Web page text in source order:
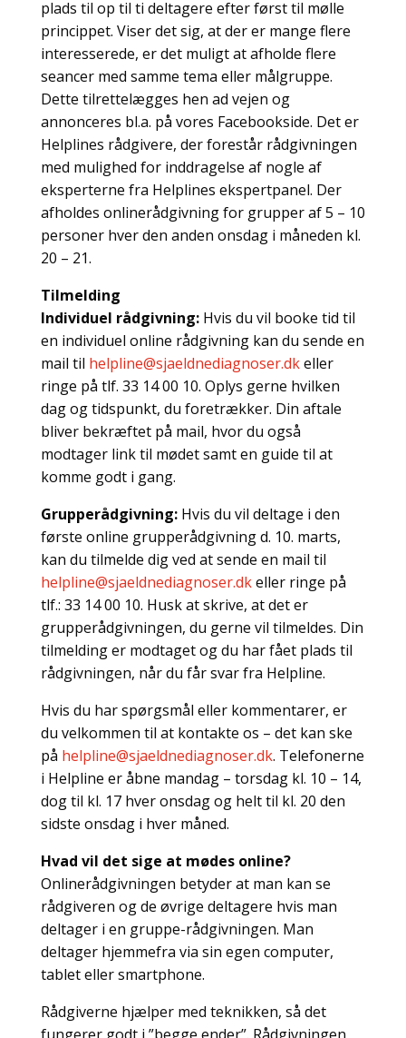
plads til op til ti deltagere efter først til mølle
princippet. Viser det sig, at der er mange flere
interesserede, er det muligt at afholde flere
seancer med samme tema eller målgruppe.
Dette tilrettelægges hen ad vejen og
annonceres bl.a. på vores Facebookside. Det er
Helplines rådgivere, der forestår rådgivningen
med mulighed for inddragelse af nogle af
eksperterne fra Helplines ekspertpanel. Der
afholdes onlinerådgivning for grupper af 5 – 10
personer hver den anden onsdag i måneden kl.
20 – 21.
Tilmelding
Individuel rådgivning:Hvis du vil booke tid til
en individuel online rådgivning kan du sende en
mail til helpline@sjaeldnediagnoser.dkeller
ringe på tlf. 33 14 00 10. Oplys gerne hvilken
dag og tidspunkt, du foretrækker. Din aftale
bliver bekræftet på mail, hvor du også
modtager link til mødet samt en guide til at
komme godt i gang.
Grupperådgivning:Hvis du vil deltage i den
første online grupperådgivning d. 10. marts,
kan du tilmelde dig ved at sende en mail til
helpline@sjaeldnediagnoser.dkeller ringe på
tlf.: 33 14 00 10. Husk at skrive, at det er
grupperådgivningen, du gerne vil tilmeldes. Din
tilmelding er modtaget og du har fået plads til
rådgivningen, når du får svar fra Helpline.
Hvis du har spørgsmål eller kommentarer, er
du velkommen til at kontakte os – det kan ske
på helpline@sjaeldnediagnoser.dk. Telefonerne
i Helpline er åbne mandag – torsdag kl. 10 – 14,
dog til kl. 17 hver onsdag og helt til kl. 20 den
sidste onsdag i hver måned.
Hvad vil det sige at mødes online?
Onlinerådgivningen betyder at man kan se
rådgiveren og de øvrige deltagere hvis man
deltager i en gruppe-rådgivningen. Man
deltager hjemmefra via sin egen computer,
tablet eller smartphone.
Rådgiverne hjælper med teknikken, så det